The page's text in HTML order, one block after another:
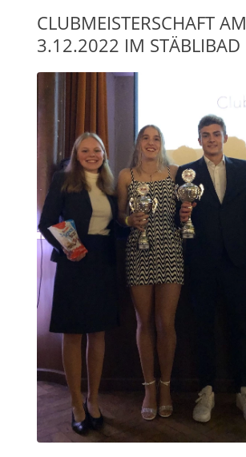
CLUBMEISTERSCHAFT AM
3.12.2022 IM STÄBLIBAD